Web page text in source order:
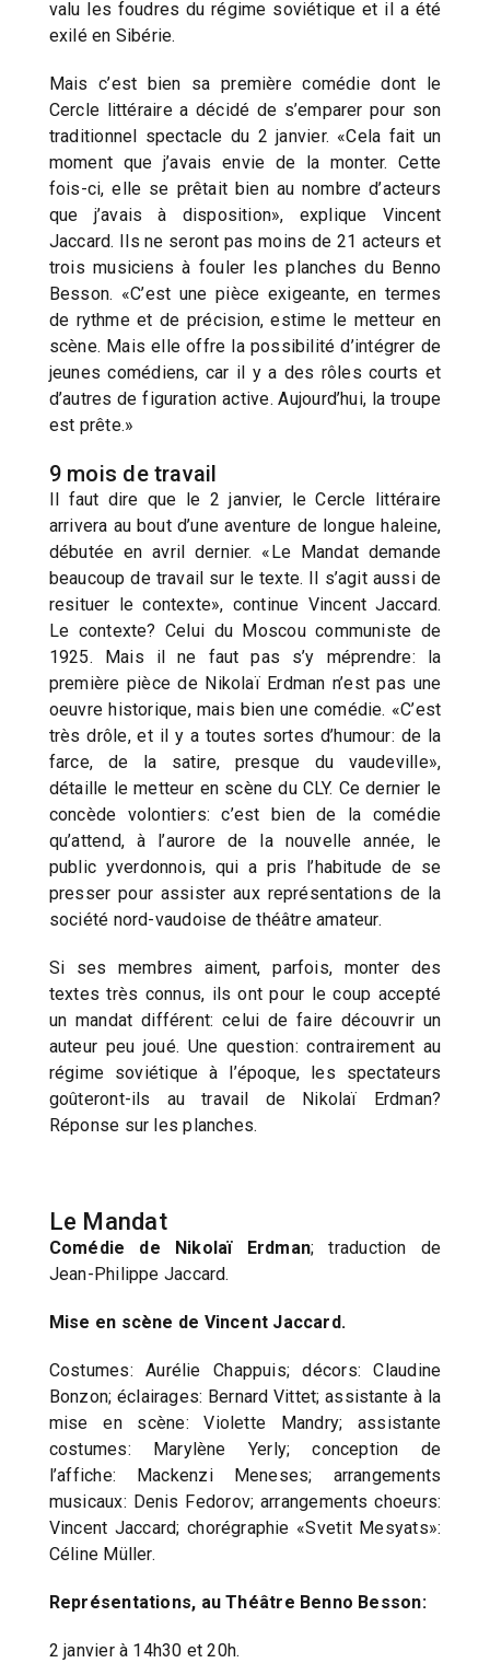
valu les foudres du régime soviétique et il a été
exilé en Sibérie.
Mais c’est bien sa première comédie dont le
Cercle littéraire a décidé de s’emparer pour son
traditionnel spectacle du 2 janvier. «Cela fait un
moment que j’avais envie de la monter. Cette
fois-ci, elle se prêtait bien au nombre d’acteurs
que j’avais à disposition», explique Vincent
Jaccard. Ils ne seront pas moins de 21 acteurs et
trois musiciens à fouler les planches du Benno
Besson. «C’est une pièce exigeante, en termes
de rythme et de précision, estime le metteur en
scène. Mais elle offre la possibilité d’intégrer de
jeunes comédiens, car il y a des rôles courts et
d’autres de figuration active. Aujourd’hui, la troupe
est prête.»
9 mois de travail
Il faut dire que le 2 janvier, le Cercle littéraire
arrivera au bout d’une aventure de longue haleine,
débutée en avril dernier. «Le Mandat demande
beaucoup de travail sur le texte. Il s’agit aussi de
resituer le contexte», continue Vincent Jaccard.
Le contexte? Celui du Moscou communiste de
1925. Mais il ne faut pas s’y méprendre: la
première pièce de Nikolaï Erdman n’est pas une
oeuvre historique, mais bien une comédie. «C’est
très drôle, et il y a toutes sortes d’humour: de la
farce, de la satire, presque du vaudeville»,
détaille le metteur en scène du CLY. Ce dernier le
concède volontiers: c’est bien de la comédie
qu’attend, à l’aurore de la nouvelle année, le
public yverdonnois, qui a pris l’habitude de se
presser pour assister aux représentations de la
société nord-vaudoise de théâtre amateur.
Si ses membres aiment, parfois, monter des
textes très connus, ils ont pour le coup accepté
un mandat différent: celui de faire découvrir un
auteur peu joué. Une question: contrairement au
régime soviétique à l’époque, les spectateurs
goûteront-ils au travail de Nikolaï Erdman?
Réponse sur les planches.
Le Mandat
Comédie de Nikolaï Erdman; traduction de
Jean-Philippe Jaccard.
Mise en scène de Vincent Jaccard.
Costumes: Aurélie Chappuis; décors: Claudine
Bonzon; éclairages: Bernard Vittet; assistante à la
mise en scène: Violette Mandry; assistante
costumes: Marylène Yerly; conception de
l’affiche: Mackenzi Meneses; arrangements
musicaux: Denis Fedorov; arrangements choeurs:
Vincent Jaccard; chorégraphie «Svetit Mesyats»:
Céline Müller.
Représentations, au Théâtre Benno Besson:
2 janvier à 14h30 et 20h.